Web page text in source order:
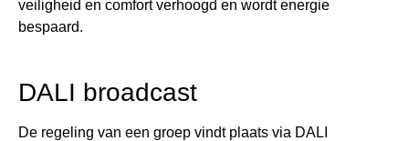
veiligheid en comfort verhoogd en wordt energie
bespaard.
DALI broadcast
De regeling van een groep vindt plaats via DALI